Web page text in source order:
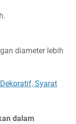
diameter lebih
Syarat
dalam